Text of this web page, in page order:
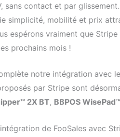
sans contact et par
simplicité, mobilité et prix
espérons vraiment que
prochains mois !
notre intégration avec
par Stripe sont
2X BT, BBPOS
de FooSales avec